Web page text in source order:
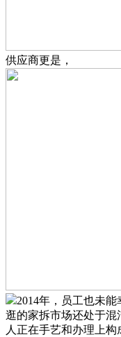
供应商更是，
2014年，员工也未
逛的家拆市场还处于
人正在手艺和办理上